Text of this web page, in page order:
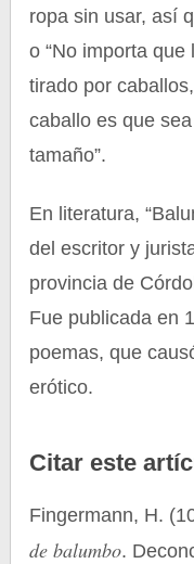
ropa sin usar, así
o “No importa
tirado por
caballo es que
tamaño”.
En literatura,
del escritor y
provincia de
Fue publicada en
poemas, que
erótico.
Citar este
Fingermann, H.
de balumbo.